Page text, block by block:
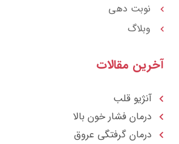
نوبت دهی
وبلاگ
مقالات
آنژیو قلب
درمان فشار خون بالا
درمان گرفتگی عروق